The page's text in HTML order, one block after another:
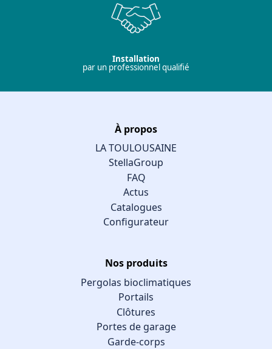
Installation
par un professionnel qualifié
À propos
LA TOULOUSAINE
StellaGroup
FAQ
Actus
Catalogues
Configurateur
Nos produits
Pergolas bioclimatiques
Portails
Clôtures
Portes de garage
Garde-corps